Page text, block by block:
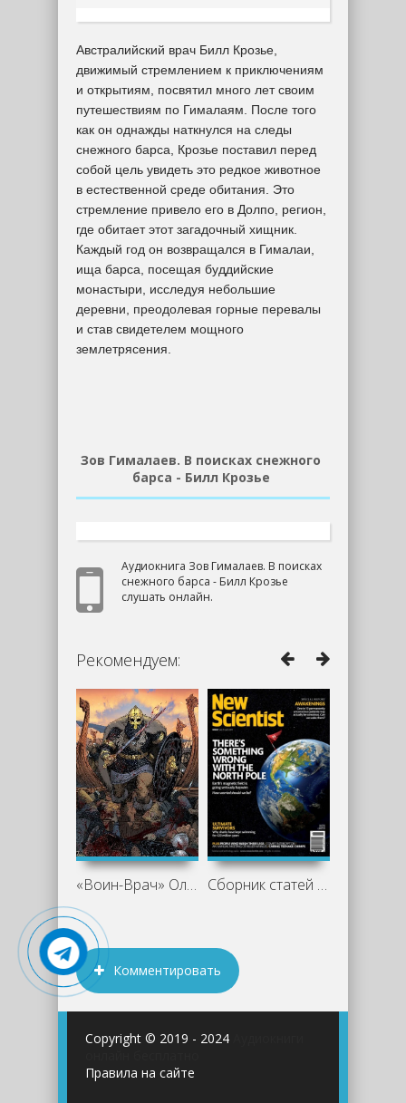
Австралийский врач Билл Крозье,
движимый стремлением к приключениям
и открытиям, посвятил много лет своим
путешествиям по Гималаям. После того
как он однажды наткнулся на следы
снежного барса, Крозье поставил перед
собой цель увидеть это редкое животное
в естественной среде обитания. Это
стремление привело его в Долпо, регион,
где обитает этот загадочный хищник.
Каждый год он возвращался в Гималаи,
ища барса, посещая буддийские
монастыри, исследуя небольшие
деревни, преодолевая горные перевалы
и став свидетелем мощного
землетрясения.
Зов Гималаев. В поисках снежного
барса - Билл Крозье
Аудиокнига Зов Гималаев. В поисках
снежного барса - Билл Крозье
слушать онлайн.
Рекомендуем:
«Воин-Врач» Олега Дмитриева: когда Сборник статей журнала New Scientist.
Комментировать
Copyright © 2019 - 2024
Правила на сайте